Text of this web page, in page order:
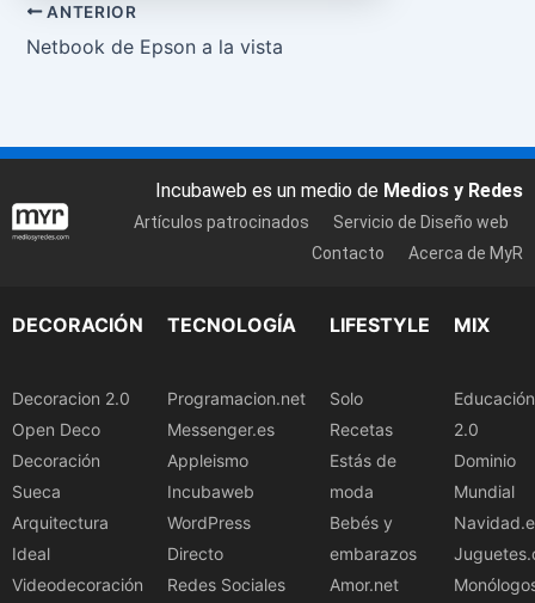
ANTERIOR
Netbook de Epson a la vista
Incubaweb es un medio de Medios y Redes
Artículos patrocinados
Servicio de Diseño web
Contacto
Acerca de MyR
DECORACIÓN
Decoracion 2.0
Open Deco
Decoración
Sueca
Arquitectura
Ideal
Videodecoración
TECNOLOGÍA
Programacion.net
Messenger.es
Appleismo
Incubaweb
WordPress
Directo
Redes Sociales
LIFESTYLE
Solo
Recetas
Estás de
moda
Bebés y
embarazos
Amor.net
MIX
Educación
2.0
Dominio
Mundial